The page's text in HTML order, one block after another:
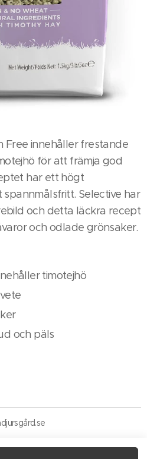
Free innehåller frestande
för att främja god
har ett högt
Selective har
och detta läckra recept
och odlade grönsaker.
timotejhö
och päls